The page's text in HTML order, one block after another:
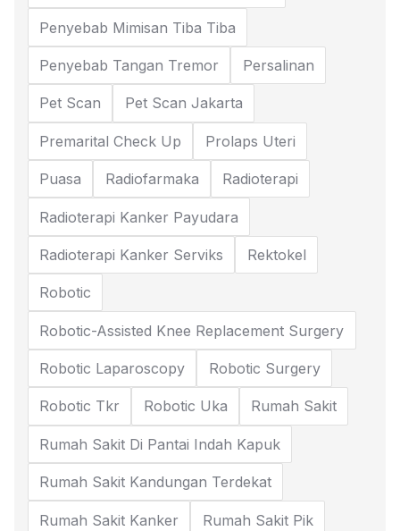
Penyebab Mimisan Tiba Tiba
Penyebab Tangan Tremor Persalinan
Pet Scan Pet Scan Jakarta
Premarital Check Up Prolaps Uteri
Puasa Radiofarmaka Radioterapi
Radioterapi Kanker Payudara
Radioterapi Kanker Serviks Rektokel
Robotic
Robotic-Assisted Knee Replacement Surgery
Robotic Laparoscopy Robotic Surgery
Robotic Tkr Robotic Uka Rumah Sakit
Rumah Sakit Di Pantai Indah Kapuk
Rumah Sakit Kandungan Terdekat
Rumah Sakit Kanker Rumah Sakit Pik